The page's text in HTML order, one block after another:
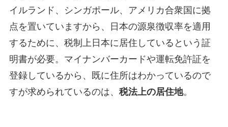
イルランド、シンガポール、アメリカ合衆国に拠
点を置いていますから、日本の源泉徴収率を適用
するために、税制上日本に居住しているという証
明書が必要。マイナンバーカードや運転免許証を
登録しているから、既に住所はわかっているので
すが求められているのは、 税法上の居住地。